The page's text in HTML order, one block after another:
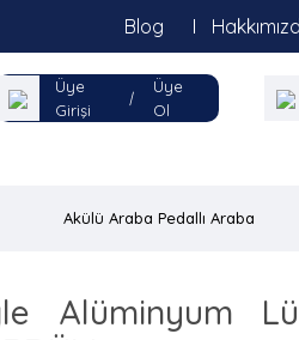
Blog
Üye
Girişi
|
Üye
Ol
Akülü Araba Pedallı Araba
Alüminyum